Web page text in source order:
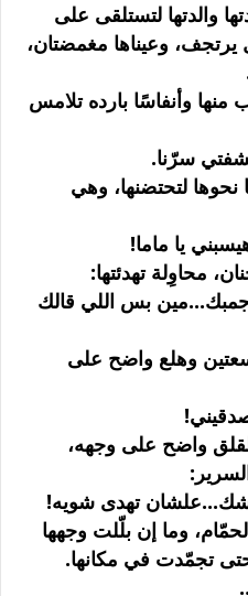
والدتها لتستلقى على
وعيناها مغمضتان،
وأنفاسًا بارده تلامس
سرّنا.
لتحتضنها، وهي
يا ماما!
محاوِلة تهدئتها:
جمبك...مين بس اللي قالك
وهلع واضح على
واضح على وجهه،
تهدى شويه!
وما إن بلّلت وجهها
تجمّدت في مكانها.